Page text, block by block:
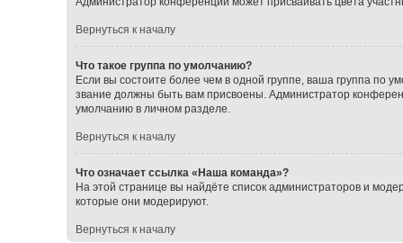
Вернуться к началу
Что такое группа по умолчанию?
Если вы состоите более чем в одной группе, ваша группа по
звание должны быть вам присвоены. Администратор
умолчанию в личном разделе.
Вернуться к началу
Что означает ссылка «Наша команда»?
На этой странице вы найдёте список администраторов и
которые они модерируют.
Вернуться к началу